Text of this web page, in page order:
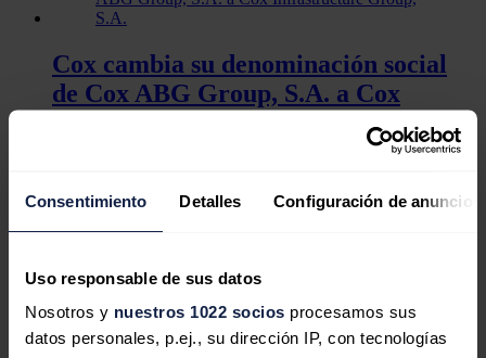
Consentimiento Detalles Configuración de anuncios
Uso responsable de sus datos
Nosotros y nuestros 1022 socios procesamos sus
datos personales, p.ej., su dirección IP, con tecnologías
Cox cambia su denominación social
de Cox ABG Group, S.A. a Cox
Riquelme refuerza su posición como
participación al 62%